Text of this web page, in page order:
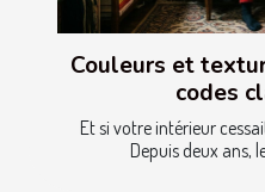
Couleurs et
codes
Et si votre intérieur
Depuis deux ans,